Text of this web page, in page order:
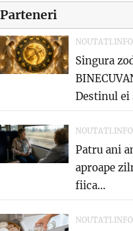
Parteneri
NOUTATI.INFO
Singura
Destinul ei
NOUTATI.INFO
Patru ani
aproape
fiica...
NOUTATI.INFO